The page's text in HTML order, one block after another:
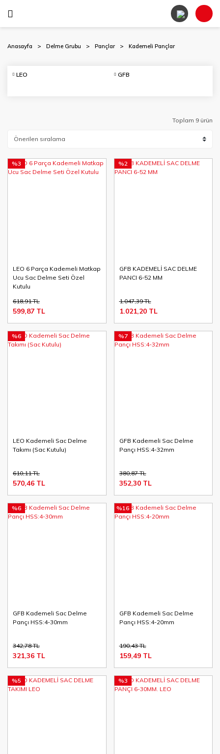
Anasayfa Delme Grubu Pançlar Kademeli Pançlar
LEO GFB
Toplam 9 ürün
LEO 6 Parça Kademeli Matkap
Ucu Sac Delme Seti Özel
Kutulu
%3
618,91 TL
599,87 TL
GFB KADEMELİ SAC DELME
PANCI 6-52 MM
%2
1.047,39 TL
1.021,20 TL
LEO Kademeli Sac Delme
Takımı (Sac Kutulu)
%6
610,11 TL
570,46 TL
GFB Kademeli Sac Delme
Pançı HSS:4-32mm
%7
380,87 TL
352,30 TL
GFB Kademeli Sac Delme
Pançı HSS:4-30mm
%6
342,78 TL
321,36 TL
GFB Kademeli Sac Delme
Pançı HSS:4-20mm
%16
190,43 TL
159,49 TL
%5 %3